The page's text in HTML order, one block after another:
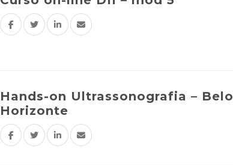
Hands-on Ultrassonografia – Belo
Horizonte